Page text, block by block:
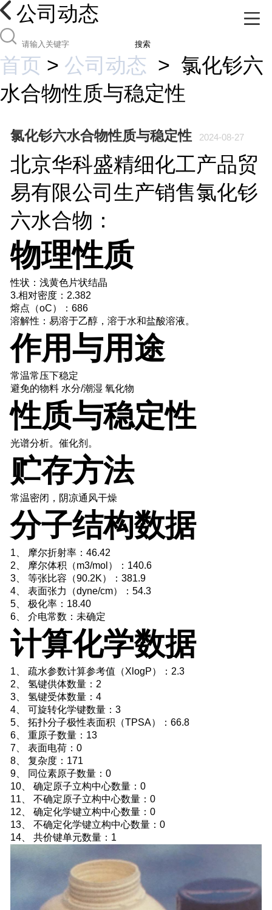
公司动态
搜索
首页 > 公司动态 > 氯化钐六
水合物性质与稳定性
氯化钐六水合物性质与稳定性 2024-08-27
北京华科盛精细化工产品贸
易有限公司生产销售氯化钐
六水合物：
物理性质
性状：浅黄色片状结晶
3.相对密度：2.382
熔点（oC）：686
溶解性：易溶于乙醇，溶于水和盐酸溶液。
作用与用途
常温常压下稳定
避免的物料 水分/潮湿 氧化物
性质与稳定性
光谱分析。催化剂。
贮存方法
常温密闭，阴凉通风干燥
分子结构数据
1、 摩尔折射率：46.42
2、 摩尔体积（m3/mol）：140.6
3、 等张比容（90.2K）：381.9
4、 表面张力（dyne/cm）：54.3
5、 极化率：18.40
6、 介电常数：未确定
计算化学数据
1、 疏水参数计算参考值（XlogP）：2.3
2、 氢键供体数量：2
3、 氢键受体数量：4
4、 可旋转化学键数量：3
5、 拓扑分子极性表面积（TPSA）：66.8
6、 重原子数量：13
7、 表面电荷：0
8、 复杂度：171
9、 同位素原子数量：0
10、 确定原子立构中心数量：0
11、 不确定原子立构中心数量：0
12、 确定化学键立构中心数量：0
13、 不确定化学键立构中心数量：0
14、 共价键单元数量：1